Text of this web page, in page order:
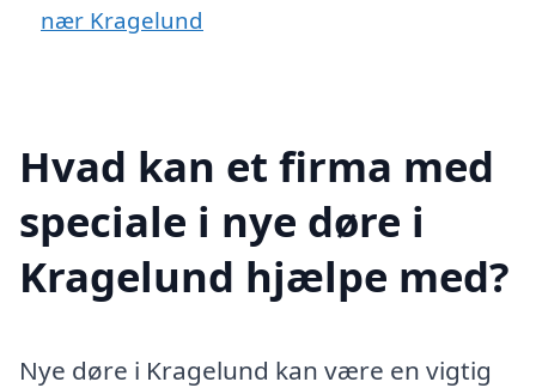
nær Kragelund
Hvad kan et firma med
speciale i nye døre i
Kragelund hjælpe med?
Nye døre i Kragelund kan være en vigtig